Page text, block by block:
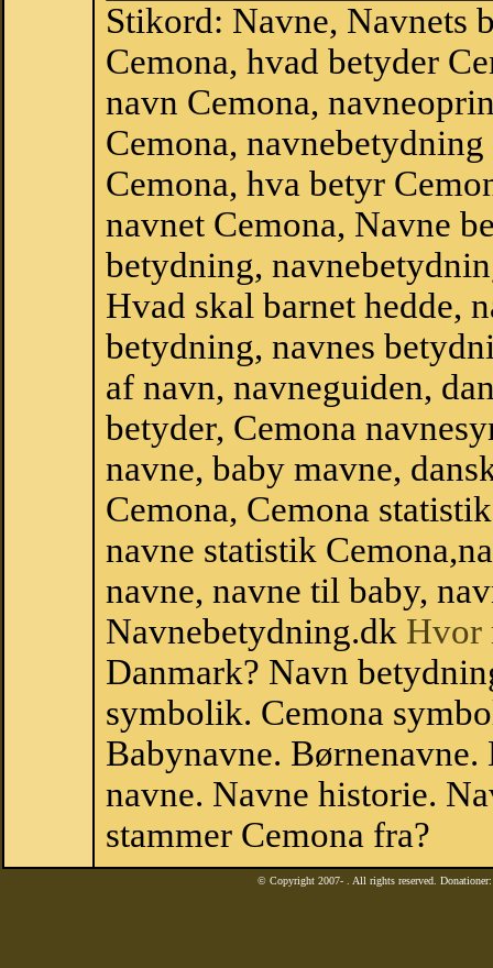
Stikord: Navne, Navnets
Cemona, hvad betyder
navn Cemona,
Cemona,
Cemona, hva betyr
navnet Cemona, Navne
betydning,
Hvad skal barnet hedde,
betydning, navnes
af navn, navneguiden,
betyder, Cemona
navne, baby mavne,
Cemona, Cemona
navne statistik
navne, navne til baby,
Navnebetydning.dk Hvor
Danmark? Navn
symbolik. Cemona
Babynavne.
navne. Navne historie.
stammer Cemona fra?
© Copyright 2007- . All rights reserved.